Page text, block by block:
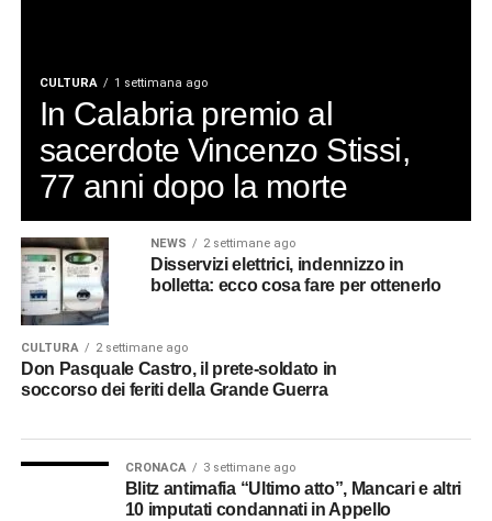
CULTURA 1 settimana ago
In Calabria premio al
sacerdote Vincenzo Stissi,
77 anni dopo la morte
NEWS 2 settimane ago
Disservizi elettrici, indennizzo in
bolletta: ecco cosa fare per ottenerlo
CULTURA 2 settimane ago
Don Pasquale Castro, il prete-soldato in
soccorso dei feriti della Grande Guerra
CRONACA 3 settimane ago
Blitz antimafia “Ultimo atto”, Mancari e altri
10 imputati condannati in Appello